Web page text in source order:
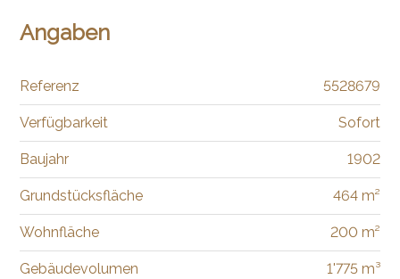
Angaben
Referenz 5528679
Verfügbarkeit Sofort
Baujahr 1902
Grundstücksfläche 464 m²
Wohnfläche 200 m²
Gebäudevolumen 1'775 m³